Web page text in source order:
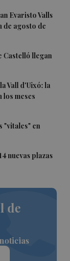
Evaristo Valls
agosto de
Castelló llegan
Vall d'Uixó: la
los meses
"vitales" en
nuevas plazas
de